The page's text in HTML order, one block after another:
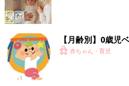
【月齢別】0歳児
赤ちゃん・育児